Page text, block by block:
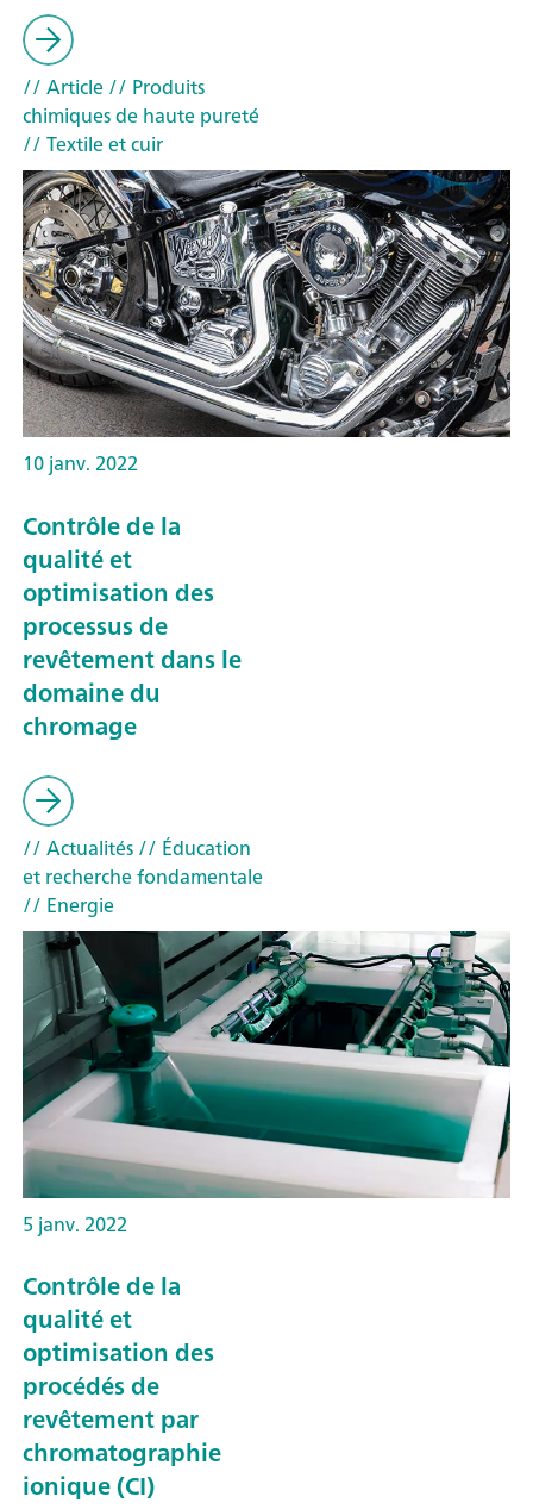
// Article// Produits
chimiques de haute pureté
// Textile et cuir
10 janv. 2022
Contrôle de la
qualité et
optimisation des
processus de
revêtement dans le
domaine du
chromage
// Actualités// Éducation
et recherche fondamentale
// Energie
5 janv. 2022
Contrôle de la
qualité et
optimisation des
procédés de
revêtement par
chromatographie
ionique (CI)